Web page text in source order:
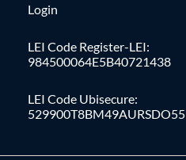
Login
LEI Code Register-LEI:
984500064E5B40721438
LEI Code Ubisecure:
529900T8BM49AURSDO55